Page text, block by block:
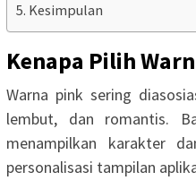
Kesimpulan
Kenapa Pilih
Warna pink sering
lembut, dan romantis.
menampilkan karakter
personalisasi tampilan